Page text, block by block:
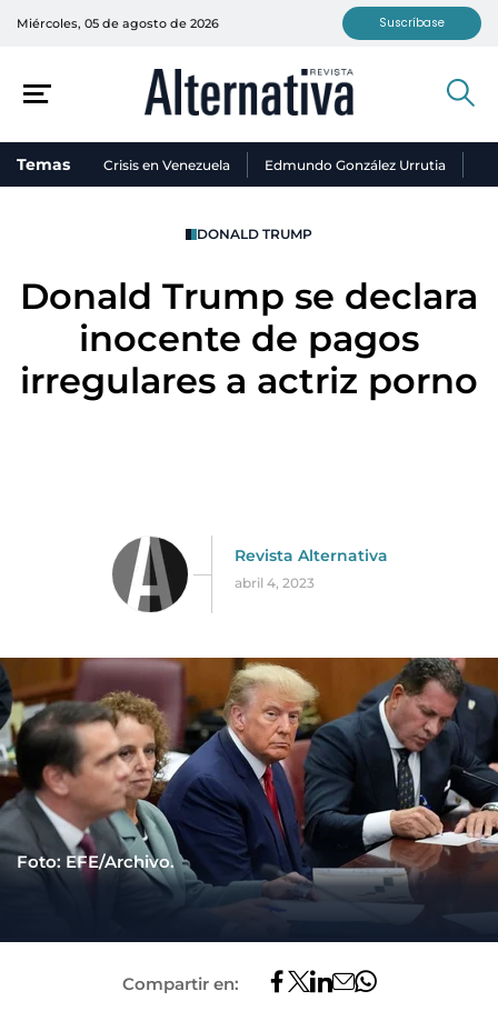
Miércoles, 05 de agosto de 2026 Suscríbase
Temas Crisis en Venezuela Edmundo González Urrutia
DONALD TRUMP
Donald Trump se declara
inocente de pagos
irregulares a actriz porno
Revista Alternativa
abril 4, 2023
Foto: EFE/Archivo.
Compartir en: